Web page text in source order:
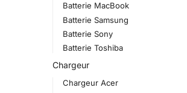
Batterie MacBook
Batterie Samsung
Batterie Sony
Batterie Toshiba
Chargeur
Chargeur Acer